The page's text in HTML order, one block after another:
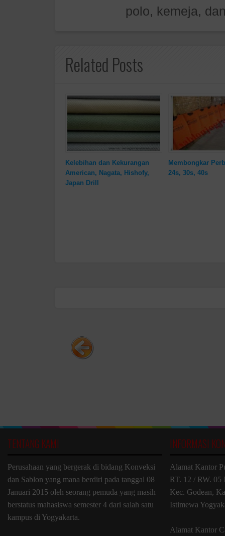
polo, kemeja,
Related Posts
Kelebihan dan Kekurangan
American, Nagata, Hishofy,
Japan Drill
Membongkar
24s, 30s, 40s
TENTANG KAMI
Perusahaan yang bergerak di bidang Konveksi
dan Sablon yang mana berdiri pada tanggal 08
Januari 2015 oleh seorang pemuda yang masih
berstatus mahasiswa semester 4 dari salah satu
kampus di Yogyakarta.
INFORMASI
Alamat Kantor
RT. 12 / RW. 05
Kec. Godean,
Istimewa
Alamat Kantor